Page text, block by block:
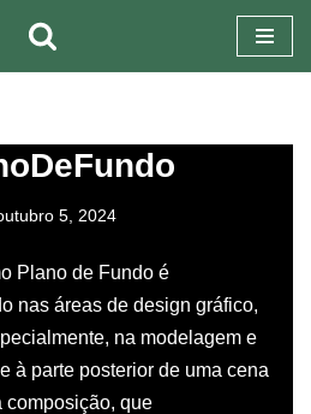
5, 2024
Plano de Fundo é
nas áreas de design gráfico,
na modelagem e
à parte posterior de uma cena
composição, que